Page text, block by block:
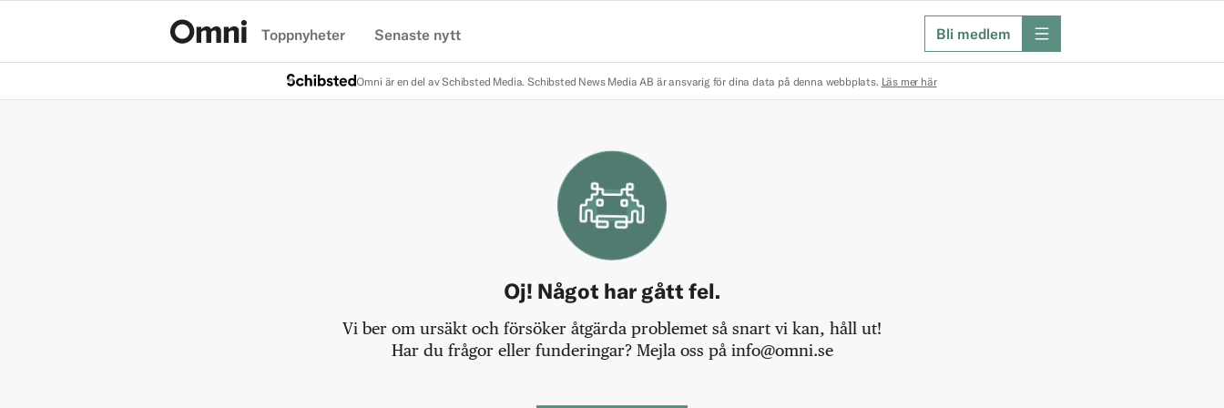
Toppnyheter Senaste nytt Bli medlem meny
Omni är en del av Schibsted Media. Schibsted News Media AB är ansvarig för dina data på denna webbplats. Läs mer här
Oj! Något har gått fel.
Vi ber om ursäkt och försöker åtgärda problemet så snart vi kan, håll ut!
Har du frågor eller funderingar? Mejla oss på info@omni.se